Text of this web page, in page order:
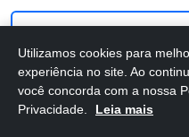
Utilizamos cookies para
experiência no site. Ao
você concorda com a nossa
Privacidade.
Leia mais